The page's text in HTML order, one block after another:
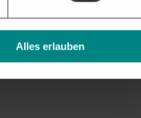
Alles erlauben